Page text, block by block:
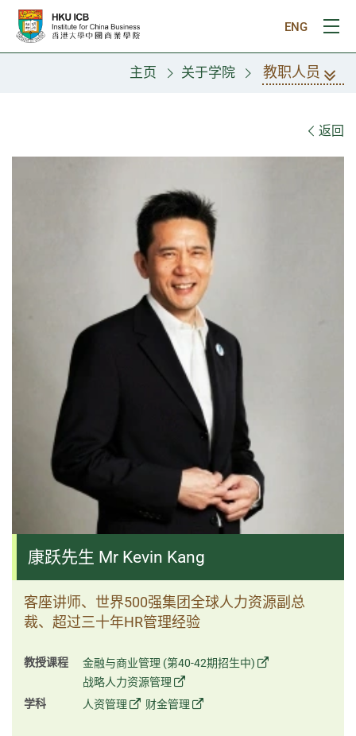
跳往主要内容
ENG
打
主页 关于学院 教职人员
返回
康跃先生 Mr Kevin Kang
客座讲师、世界500强集团全球人力资源副总
裁、超过三十年HR管理经验
教授课程
金融与商业管理 (第40-42期招生中)
战略人力资源管理
学科
人资管理 财金管理